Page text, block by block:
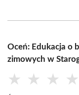
Oceń: Edukacja o
zimowych w
★ ★ ★ ★